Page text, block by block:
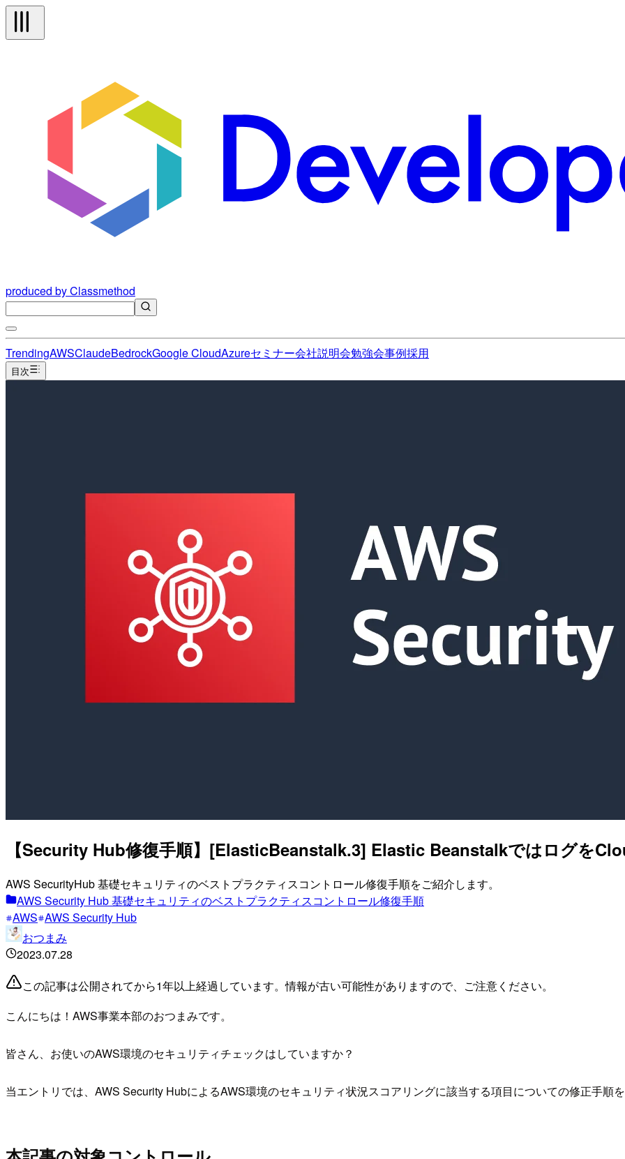
produced by Classmethod
TrendingAWSClaudeBedrockGoogle CloudAzureセミナー会社説明会勉強会事例採用
目次
【Security Hub修復手順】[ElasticBeanstalk.3] Elastic Beanstalkではログを
AWS SecurityHub 基礎セキュリティのベストプラクティスコントロール修復手順をご紹介します。
AWS Security Hub 基礎セキュリティのベストプラクティスコントロール修復手順
AWS AWS Security Hub
おつまみ
2023.07.28
この記事は公開されてから1年以上経過しています。情報が古い可能性がありますので、ご注意ください。
こんにちは！AWS事業本部のおつまみです。
皆さん、お使いのAWS環境のセキュリティチェックはしていますか？
当エントリでは、AWS Security HubによるAWS環境のセキュリティ状況スコアリングに該当する項目についての修正手順を